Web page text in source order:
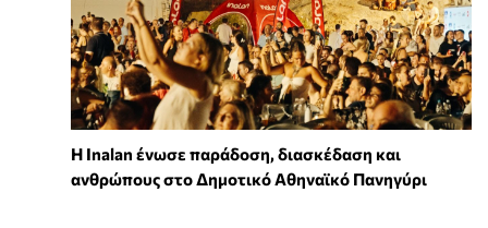
Η Inalan ένωσε παράδοση, διασκέδαση και
ανθρώπους στο Δημοτικό Αθηναϊκό Πανηγύρι